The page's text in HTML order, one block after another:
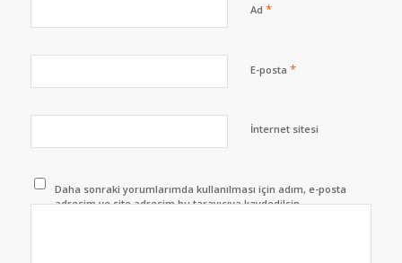
Ad *
E-posta *
İnternet sitesi
Daha sonraki yorumlarımda kullanılması için adım, e-posta
adresim ve site adresim bu tarayıcıya kaydedilsin.